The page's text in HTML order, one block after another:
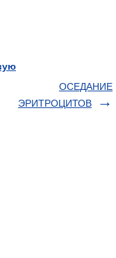
ОСЕДАНИЕ
ЭРИТРОЦИТОВ